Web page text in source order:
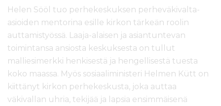
Helen Sööl tuo perhekeskuksen perheväkivalta-
asioiden mentorina esille kirkon tärkeän roolin
auttamistyössä. Laaja-alaisen ja asiantuntevan
toimintansa ansiosta keskuksesta on tullut
malliesimerkki henkisestä ja hengellisestä tuesta
koko maassa. Myös sosiaaliministeri Helmen Kütt on
kiittänyt kirkon perhekeskusta, joka auttaa
väkivallan uhria, tekijää ja lapsia ensimmäisenä